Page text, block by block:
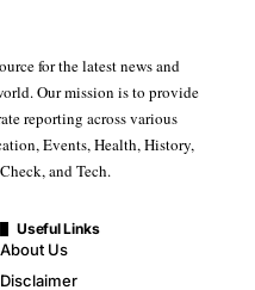
for the latest news and
Our mission is to provide
reporting across various
Events, Health, History,
and Tech.
Useful Links
About Us
Disclaimer